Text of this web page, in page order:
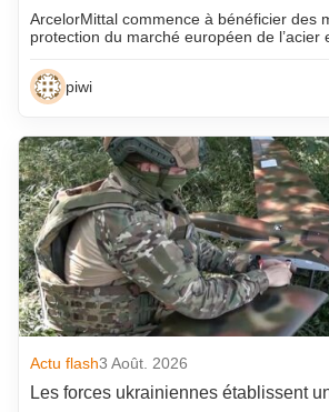
ArcelorMittal commence à bénéficier des
protection du marché européen de
piwi
Actu flash3 Août. 2026
Les forces ukrainiennes établissent